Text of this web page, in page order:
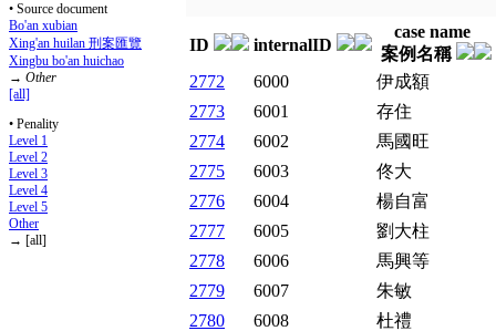
• Source document
Bo'an xubian
Xing'an huilan 刑案匯覽
Xingbu bo'an huichao
→ Other
[all]
• Penality
Level 1
Level 2
Level 3
Level 4
Level 5
Other
→ [all]
ID internalID
case name
案例名稱
2772
6000
伊成額
2773
6001
存住
2774
6002
馬國旺
2775
6003
佟大
2776
6004
楊自富
2777
6005
劉大柱
2778
6006
馬興等
2779
6007
朱敏
2780
6008
杜禮